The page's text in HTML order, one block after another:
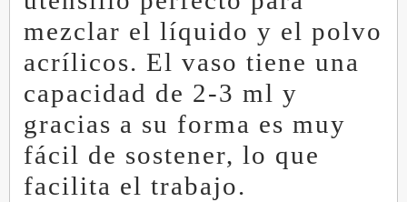
mezclar el líquido y el polvo
acrílicos. El vaso tiene una
capacidad de 2-3 ml y
gracias a su forma es muy
fácil de sostener, lo que
facilita el trabajo.